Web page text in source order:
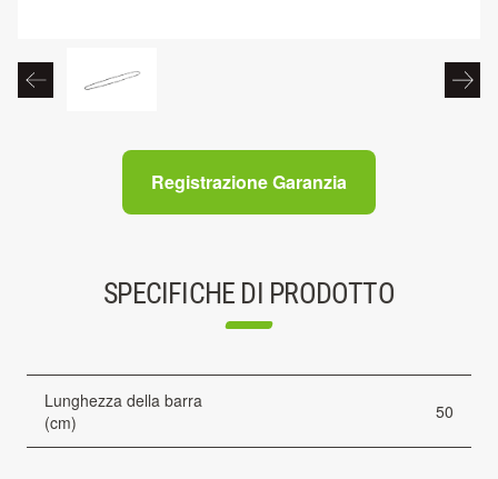
Registrazione Garanzia
SPECIFICHE DI PRODOTTO
Lunghezza della barra
(cm)
50